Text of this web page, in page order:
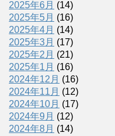
2025年6月 (14)
2025年5月 (16)
2025年4月 (14)
2025年3月 (17)
2025年2月 (21)
2025年1月 (16)
2024年12月 (16)
2024年11月 (12)
2024年10月 (17)
2024年9月 (12)
2024年8月 (14)